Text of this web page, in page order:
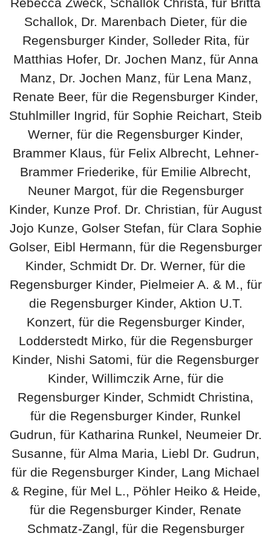
Schallok, Dr. Marenbach Dieter, für die
Regensburger Kinder, Solleder Rita, für
Matthias Hofer, Dr. Jochen Manz, für Anna
Manz, Dr. Jochen Manz, für Lena Manz,
Renate Beer, für die Regensburger Kinder,
Stuhlmiller Ingrid, für Sophie Reichart, Steib
Werner, für die Regensburger Kinder,
Brammer Klaus, für Felix Albrecht, Lehner-
Brammer Friederike, für Emilie Albrecht,
Neuner Margot, für die Regensburger
Kinder, Kunze Prof. Dr. Christian, für August
Jojo Kunze, Golser Stefan, für Clara Sophie
Golser, Eibl Hermann, für die Regensburger
Kinder, Schmidt Dr. Dr. Werner, für die
Regensburger Kinder, Pielmeier A. & M., für
die Regensburger Kinder, Aktion U.T.
Konzert, für die Regensburger Kinder,
Lodderstedt Mirko, für die Regensburger
Kinder, Nishi Satomi, für die Regensburger
Kinder, Willimczik Arne, für die
Regensburger Kinder, Schmidt Christina,
für die Regensburger Kinder, Runkel
Gudrun, für Katharina Runkel, Neumeier Dr.
Susanne, für Alma Maria, Liebl Dr. Gudrun,
für die Regensburger Kinder, Lang Michael
& Regine, für Mel L., Pöhler Heiko & Heide,
für die Regensburger Kinder, Renate
Schmatz-Zangl, für die Regensburger